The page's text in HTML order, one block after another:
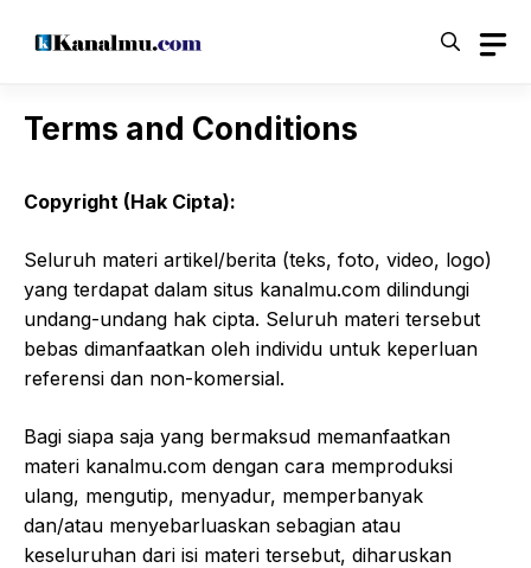
Terms and Conditions
Copyright (Hak Cipta):
Seluruh materi artikel/berita (teks, foto, video, logo)
yang terdapat dalam situs kanalmu.com dilindungi
undang-undang hak cipta. Seluruh materi tersebut
bebas dimanfaatkan oleh individu untuk keperluan
referensi dan non-komersial.
Bagi siapa saja yang bermaksud memanfaatkan
materi kanalmu.com dengan cara memproduksi
ulang, mengutip, menyadur, memperbanyak
dan/atau menyebarluaskan sebagian atau
keseluruhan dari isi materi tersebut, diharuskan